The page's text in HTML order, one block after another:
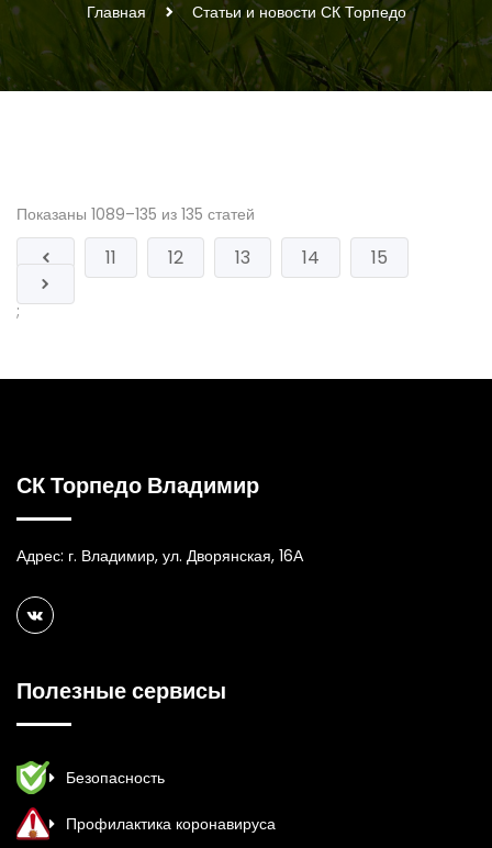
Главная Статьи и новости СК Торпедо
Показаны 1089–135 из 135 статей
11 12 13 14 15
;
СК Торпедо Владимир
Адрес: г. Владимир, ул. Дворянская, 16А
Полезные сервисы
Безопасность
Профилактика коронавируса